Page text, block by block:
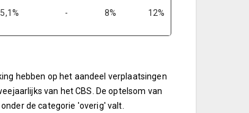
5,1% - 8% 12%
hebben op het aandeel verplaatsingen
van het CBS. De optelsom van
de categorie 'overig' valt.